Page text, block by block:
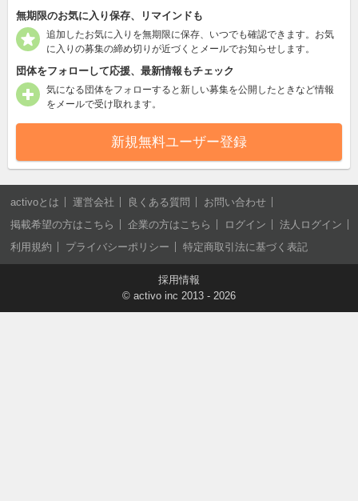
無期限のお気に入り保存、リマインドも
追加したお気に入りを無期限に保存、いつでも確認できます。お気
に入りの募集の締め切りが近づくとメールでお知らせします。
団体をフォローして応援、最新情報もチェック
気になる団体をフォローすると新しい募集を公開したときなど情報
をメールで受け取れます。
新規無料ユーザー登録
activoとは 運営会社 良くある質問
お問い合わせ
掲載希望の方はこちら
企業の方はこちら ログイン
法人ログイン
利用規約
プライバシーポリシー 特定商取引法に基づく表記
採用情報
© activo inc 2013 - 2026